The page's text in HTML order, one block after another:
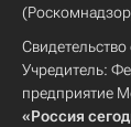
Учредитель:
предприятие
«Россия